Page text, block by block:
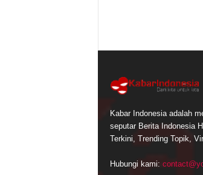
Kabar Indonesia adalah
seputar Berita Indonesia
Terkini, Trending Topik,
Hubungi kami: